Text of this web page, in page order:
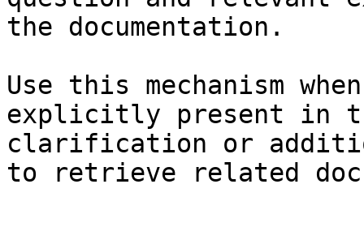
the documentation.
Use this mechanism
explicitly present in
clarification or